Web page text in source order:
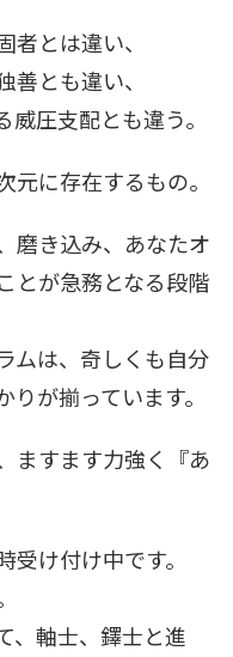
とは違い、
とも違い、
圧支配とも違う。
元に存在するもの。
磨き込み、あなたオ
とが急務となる段階
ムは、奇しくも自分
が揃っています。
ますます力強く『あ
け付け中です。
、軸士、鐸士と進